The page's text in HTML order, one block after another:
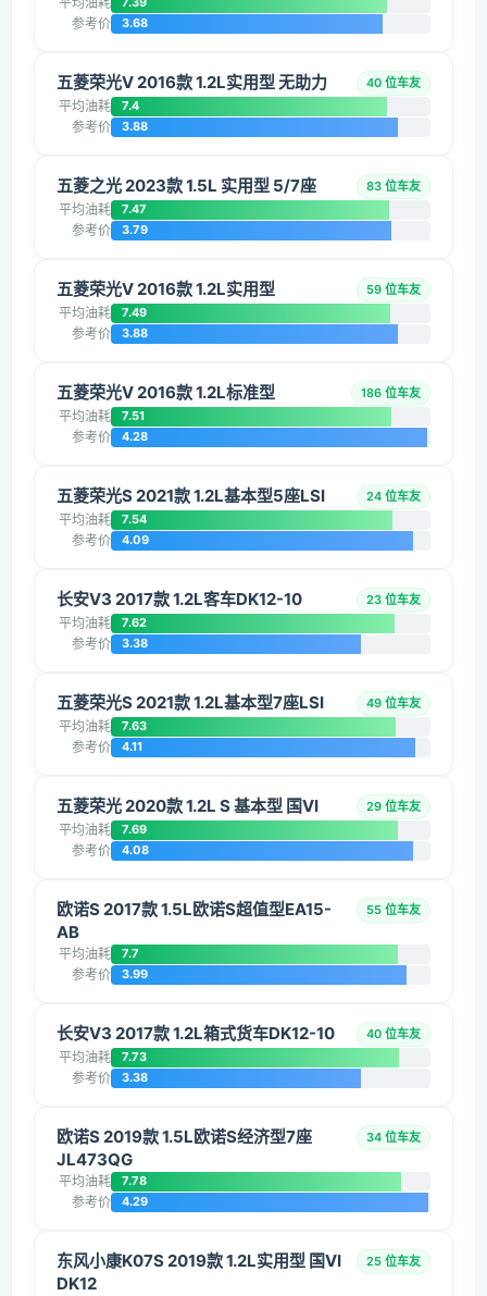
参考价 3.68
五菱荣光V 2016款 1.2L实用型 无助力 40 位车友
平均油耗 7.4
参考价 3.88
五菱之光 2023款 1.5L 实用型 5/7座 83 位车友
平均油耗 7.47
参考价 3.79
五菱荣光V 2016款 1.2L实用型 59 位车友
平均油耗 7.49
参考价 3.88
五菱荣光V 2016款 1.2L标准型 186 位车友
平均油耗 7.51
参考价 4.28
五菱荣光S 2021款 1.2L基本型5座LSI 24 位车友
平均油耗 7.54
参考价 4.09
长安V3 2017款 1.2L客车DK12-10 23 位车友
平均油耗 7.62
参考价 3.38
五菱荣光S 2021款 1.2L基本型7座LSI 49 位车友
平均油耗 7.63
参考价 4.11
五菱荣光 2020款 1.2L S 基本型 国VI 29 位车友
平均油耗 7.69
参考价 4.08
欧诺S 2017款 1.5L欧诺S超值型EA15-
AB
55 位车友
平均油耗 7.7
参考价 3.99
长安V3 2017款 1.2L箱式货车DK12-10 40 位车友
平均油耗 7.73
参考价 3.38
欧诺S 2019款 1.5L欧诺S经济型7座
JL473QG
34 位车友
平均油耗 7.78
参考价 4.29
东风小康K07S 2019款 1.2L实用型 国VI
DK12
25 位车友